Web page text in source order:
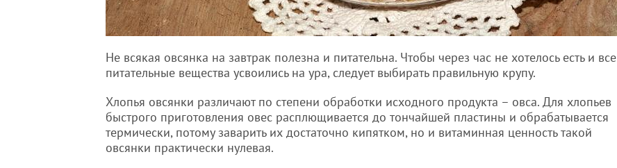
Не всякая овсянка на завтрак полезна и питательна. Чтобы через час не хотелось есть и все
питательные вещества усвоились на ура, следует выбирать правильную крупу.
Хлопья овсянки различают по степени обработки исходного продукта – овса. Для хлопьев
быстрого приготовления овес расплющивается до тончайшей пластины и обрабатывается
термически, потому заварить их достаточно кипятком, но и витаминная ценность такой
овсянки практически нулевая.